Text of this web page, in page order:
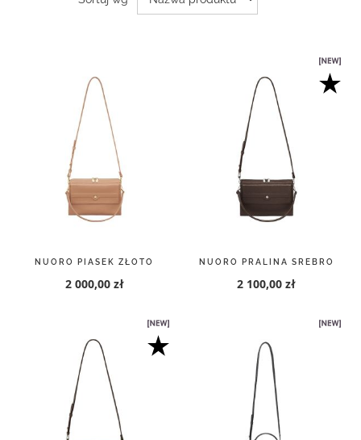
NUORO PIASEK ZŁOTO
2 000,00 zł
NUORO PRALINA SREBRO
2 100,00 zł